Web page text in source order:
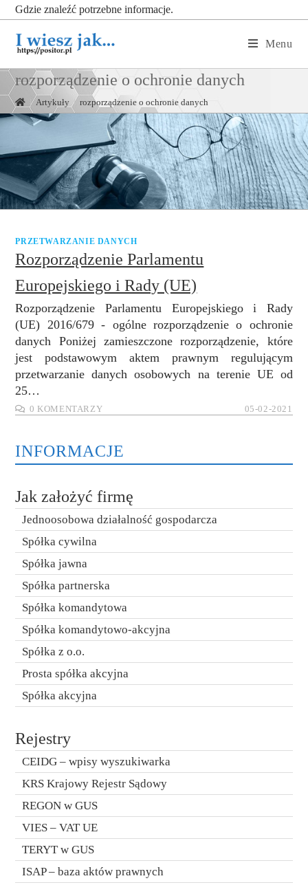
Gdzie znaleźć potrzebne informacje.
Menu
rozporządzenie o ochronie danych
| Artykuły | rozporządzenie o ochronie danych
PRZETWARZANIE DANYCH
Rozporządzenie Parlamentu
Europejskiego i Rady (UE)
Rozporządzenie Parlamentu Europejskiego i Rady
(UE) 2016/679 - ogólne rozporządzenie o ochronie
danych Poniżej zamieszczone rozporządzenie, które
jest podstawowym aktem prawnym regulującym
przetwarzanie danych osobowych na terenie UE od
25…
0 KOMENTARZY 05-02-2021
INFORMACJE
Jak założyć firmę
Jednoosobowa działalność gospodarcza
Spółka cywilna
Spółka jawna
Spółka partnerska
Spółka komandytowa
Spółka komandytowo-akcyjna
Spółka z o.o.
Prosta spółka akcyjna
Spółka akcyjna
Rejestry
CEIDG – wpisy wyszukiwarka
KRS Krajowy Rejestr Sądowy
REGON w GUS
VIES – VAT UE
TERYT w GUS
ISAP – baza aktów prawnych